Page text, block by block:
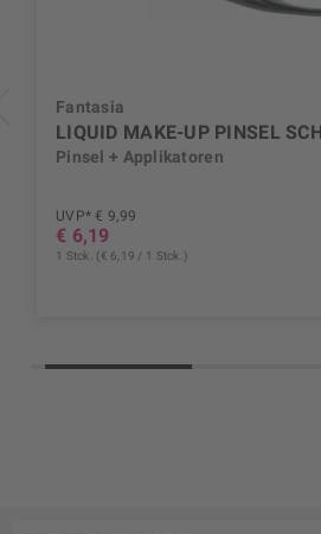
Fantasia
LIQUID MAKE-UP PINSEL
Pinsel + Applikatoren
UVP* € 9,99
€ 6,19
1 Stck. (€ 6,19 / 1 Stck.)